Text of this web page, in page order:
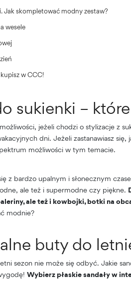
Jak skompletować modny zestaw?
wesele
w CCC!
sukienki –
jeżeli chodzi o stylizacje z
dni. Jeżeli zastanawiasz
możliwości w tym temacie.
z bardzo upalnym i słonecznym
ale też i supermodne czy piękne.
ale też i kowbojki, botki na
modnie?
buty do
sezon nie może się odbyć. Jakie
Wybierz płaskie sandały w